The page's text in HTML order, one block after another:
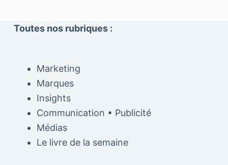
Toutes nos rubriques :
Marketing
Marques
Insights
Communication • Publicité
Médias
Le livre de la semaine